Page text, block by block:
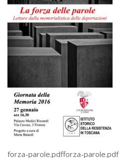
forza-parole.pdfforza-parole.pdf